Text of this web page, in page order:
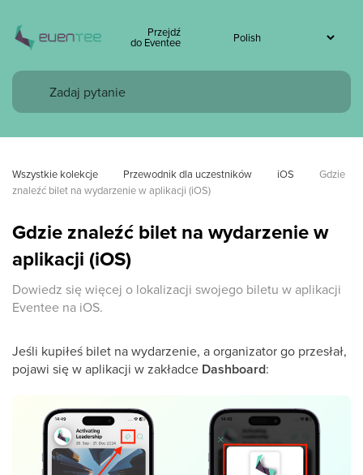
Przejdź
do Eventee
Wszystkie kolekcje Przewodnik dla uczestników iOS
Gdzie
znaleźć bilet na wydarzenie w aplikacji (iOS)
Gdzie znaleźć bilet na wydarzenie w
aplikacji (iOS)
Dowiedz się więcej o lokalizacji swojego biletu w aplikacji
Eventee na iOS.
Jeśli kupiłeś bilet na wydarzenie, a organizator go przesłał,
pojawi się w aplikacji w zakładce Dashboard: